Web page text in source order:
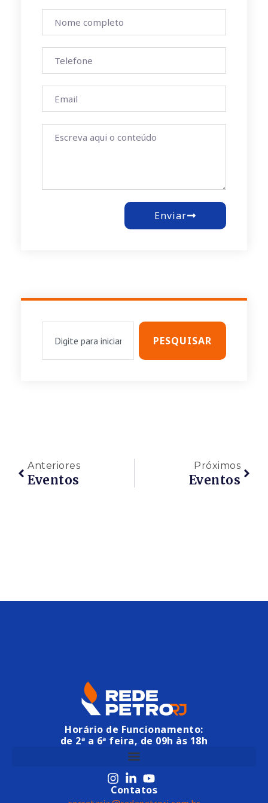
Enviar
PESQUISAR
Anteriores
Eventos
Próximos
Eventos
Horário de Funcionamento:
de 2ª a 6ª feira, de 09h às 18h
Contatos